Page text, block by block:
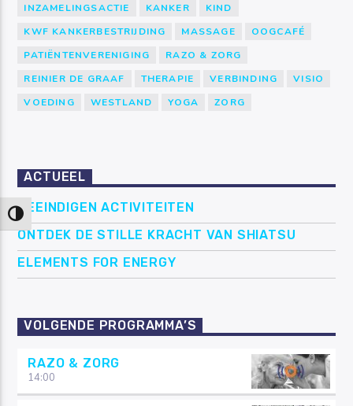
Keuze voor hoog contrast
INZAMELINGSACTIE
KANKER
KIND
KWF KANKERBESTRIJDING
MASSAGE
OOGCAFÉ
PATIËNTENVERENIGING
RAZO & ZORG
REINIER DE GRAAF
THERAPIE VERBINDING
VISIO
VOEDING
WESTLAND YOGA ZORG
ACTUEEL
BEEINDIGEN ACTIVITEITEN
ONTDEK DE STILLE KRACHT VAN SHIATSU
ELEMENTS FOR ENERGY
VOLGENDE PROGRAMMA’S
RAZO & ZORG
14:00